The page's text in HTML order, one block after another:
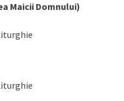
Maicii Domnului)